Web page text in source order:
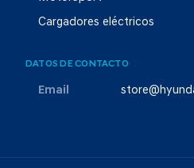
Cargadores eléctricos
DATOS DE CONTACTO
Email